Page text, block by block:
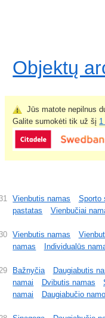
Objektų
Jūs matote nepilnus
Galite sumokėti tik už šį
31 Vienbutis namas
Sporto
pastatas
Vienbučiai
30 Vienbutis namas
namas
Individualūs
29 Bažnyčia
Daugiabutis
namai
Dvibutis namas
namai
Daugiabučio